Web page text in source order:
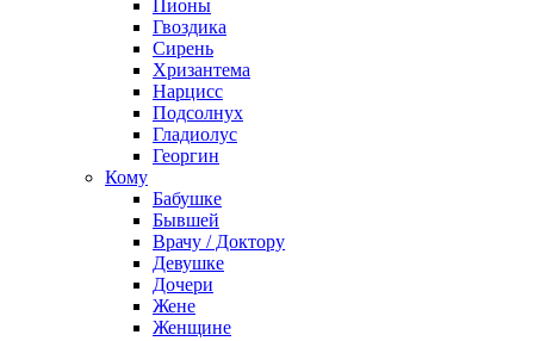
Пионы
Гвоздика
Сирень
Хризантема
Нарцисс
Подсолнух
Гладиолус
Георгин
Кому
Бабушке
Бывшей
Врачу / Доктору
Девушке
Дочери
Жене
Женщине